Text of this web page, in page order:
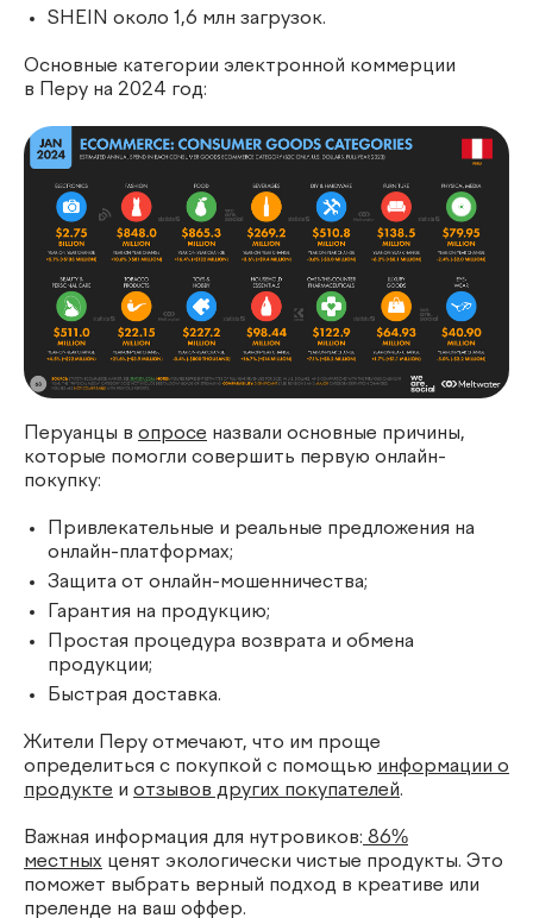
SHEIN около 1,6 млн загрузок.
Основные категории электронной коммерции
в Перу на 2024 год:
Перуанцы в опросе назвали основные причины,
которые помогли совершить первую онлайн-
покупку:
Привлекательные и реальные предложения на
онлайн-платформах;
Защита от онлайн-мошенничества;
Гарантия на продукцию;
Простая процедура возврата и обмена
продукции;
Быстрая доставка.
Жители Перу отмечают, что им проще
определиться с покупкой с помощью информации о
продукте и отзывов других покупателей.
Важная информация для нутровиков: 86%
местных ценят экологически чистые продукты. Это
поможет выбрать верный подход в креативе или
преленде на ваш оффер.